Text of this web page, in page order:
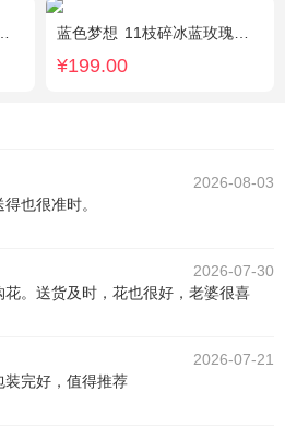
蓝色梦想 11枝碎冰蓝玫瑰，洋甘菊和尤加利叶适量搭配
¥199.00
2026-08-03
也很准时。
2026-07-30
花。送货及时，花也很好，老婆很喜
2026-07-21
装完好，值得推荐